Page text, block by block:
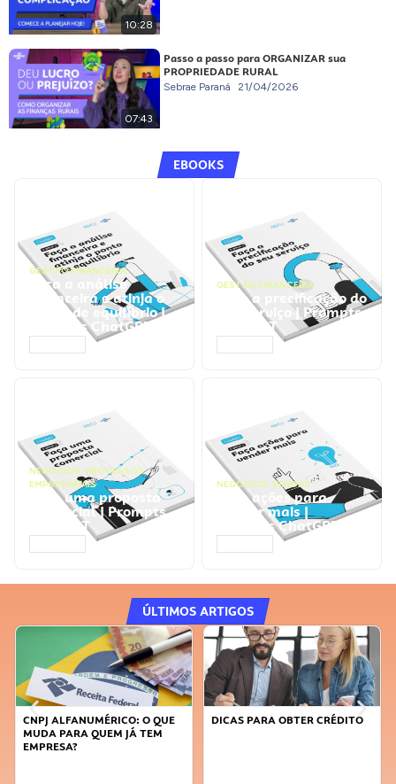
10:28
07:43
Passo a passo para ORGANIZAR sua
PROPRIEDADE RURAL
Sebrae Paraná 21/04/2026
EBOOKS
GESTÃO FINANCEIRA
Faça a análise
financeira e atinja o
ponto de equilíbrio |
Prompts ChatGPT
GESTÃO FINANCEIRA
Faça a precificação do
seu serviço | Prompts
ChatGPT
NEGÓCIOS, PROCESSOS
EMPRESARIAIS
Faça uma proposta
comercial | Prompts
ChatGPT
NEGÓCIOS, VENDAS
Faça ações para
vender mais |
Prompts ChatGPT
ÚLTIMOS ARTIGOS
O QUE
JÁ TEM
DICAS PARA OBTER CRÉDITO
FAÇA A